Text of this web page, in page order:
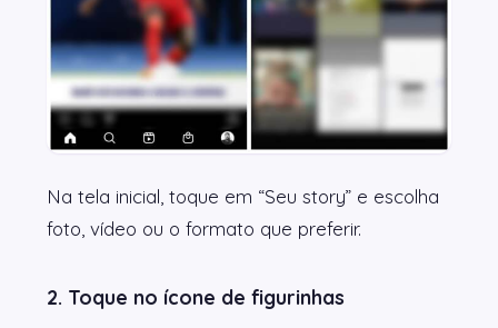
Na tela inicial, toque em “Seu story” e escolha
foto, vídeo ou o formato que preferir.
2. Toque no ícone de figurinhas